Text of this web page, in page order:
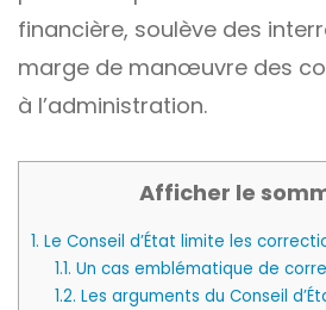
financière, soulève des
marge de manœuvre des
à l’administration.
Afficher le
1. Le Conseil d’État limite les
1.1. Un cas emblématique de
1.2. Les arguments du Conseil